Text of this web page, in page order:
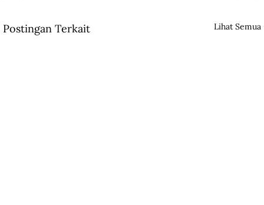
Postingan Terkait Lihat Semua